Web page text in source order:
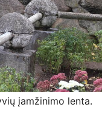
įamžinimo lenta.